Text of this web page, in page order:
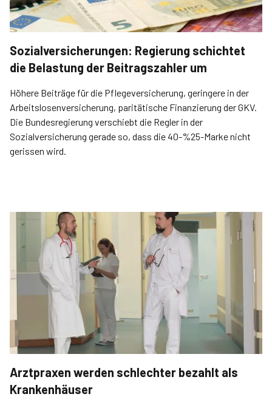
Sozialversicherungen: Regierung schichtet
die Belastung der Beitragszahler um
Höhere Beiträge für die Pflegeversicherung, geringere in der
Arbeitslosenversicherung, paritätische Finanzierung der GKV.
Die Bundesregierung verschiebt die Regler in der
Sozialversicherung gerade so, dass die 40-%25-Marke nicht
gerissen wird.
Arztpraxen werden schlechter bezahlt als
Krankenhäuser